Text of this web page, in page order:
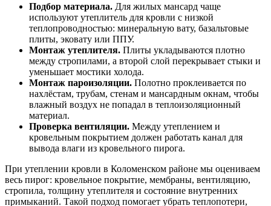
Подбор материала. Для жилых мансард чаще
используют утеплитель для кровли с низкой
теплопроводностью: минеральную вату, базальтовые
плиты, эковату или ППУ.
Монтаж утеплителя. Плиты укладываются плотно
между стропилами, а второй слой перекрывает стыки и
уменьшает мостики холода.
Монтаж пароизоляции. Полотно проклеивается по
нахлёстам, трубам, стенам и мансардным окнам, чтобы
влажный воздух не попадал в теплоизоляционный
материал.
Проверка вентиляции. Между утеплением и
кровельным покрытием должен работать канал для
вывода влаги из кровельного пирога.
При утеплении кровли в Коломенском районе мы оцениваем
весь пирог: кровельное покрытие, мембраны, вентиляцию,
стропила, толщину утеплителя и состояние внутренних
примыканий. Такой подход помогает убрать теплопотери,